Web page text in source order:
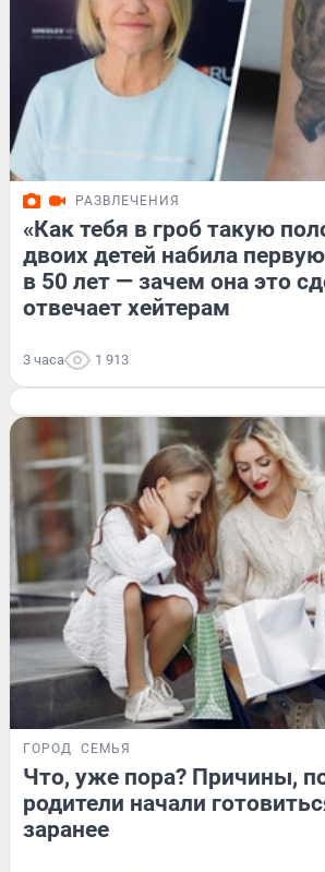
РАЗВЛЕЧЕНИЯ
«Как тебя в гроб такую
двоих детей набила
в 50 лет — зачем она это
отвечает хейтерам
3 часа 1 913
ГОРОД СЕМЬЯ
Что, уже пора? Причины,
родители начали
заранее